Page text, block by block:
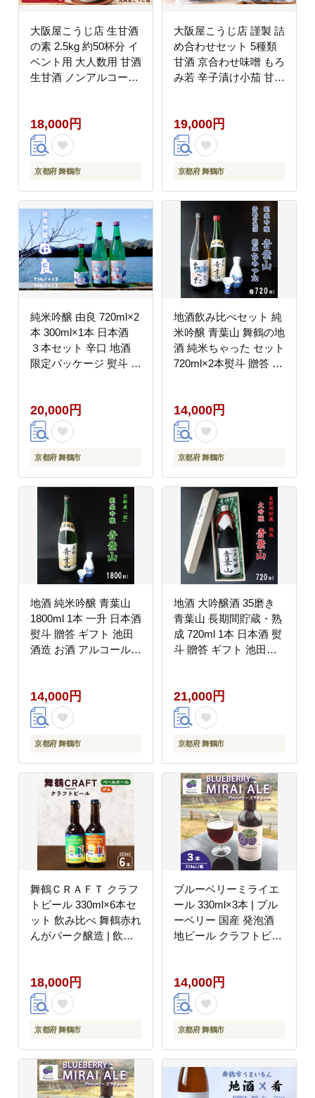
大阪屋こうじ店 生甘酒
の素 2.5kg 約50杯分 イ
ベント用 大人数用 甘酒
生甘酒 ノンアルコール
18,000円
京都府 舞鶴市
大阪屋こうじ店 謹製 詰
め合わせセット 5種類
甘酒 京合わせ味噌 もろ
み若 辛子漬け小茄 甘酒
酵食 味噌 もろみ 漬物
お菓子 甘酒 ノンアルコ
ール 米麹 京都 舞鶴
19,000円
京都府 舞鶴市
純米吟醸 由良 720ml×2
本 300ml×1本 日本酒
３本セット 辛口 地酒
限定パッケージ 熨斗 贈
鶴 酒
20,000円
京都府 舞鶴市
地酒飲み比べセット 純
米吟醸 青葉山 舞鶴の地
酒 純米ちゃった セット
720ml×2本熨斗 贈答 ギ
酒造 天酒まつり
14,000円
京都府 舞鶴市
地酒 純米吟醸 青葉山
1800ml 1本 一升 日本酒
熨斗 贈答 ギフト 池田
酒造 お酒 アルコール
14,000円
京都府 舞鶴市
地酒 大吟醸酒 35磨き
青葉山 長期間貯蔵・熟
成 720ml 1本 日本酒 熨
斗 贈答 ギフト 池田酒
酒 地酒
21,000円
京都府 舞鶴市
舞鶴ＣＲＡＦＴ クラフ
トビール 330ml×6本セ
ット 飲み比べ 舞鶴赤れ
んがパーク醸造 | 飲み
宅飲み IPA ペールエー
ル お中元 お歳暮 瓶ビ
ール 詰め合わせ 晩酌 2
種 Beer 醸造所 ご当地
税 京都府 舞鶴市 ビー
18,000円
京都府 舞鶴市
ブルーベリーミライエ
ール 330ml×3本 | ブル
ーベリー 国産 発泡酒
地ビール クラフトビー
ル 国産果実 女性向け
ギフト 手土産 フルーテ
ィー ビール エール 冷
蔵 京都府舞鶴市
14,000円
京都府 舞鶴市